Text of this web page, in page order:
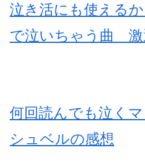
泣き活にも使える
で泣いちゃう曲 激
何回読んでも泣く
シュベルの感想